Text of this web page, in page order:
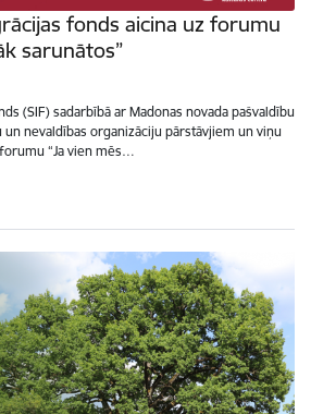
fonds aicina uz forumu
sarunātos”
(SIF) sadarbībā ar Madonas novada pašvaldību
nevaldības organizāciju pārstāvjiem un viņu
“Ja vien mēs…